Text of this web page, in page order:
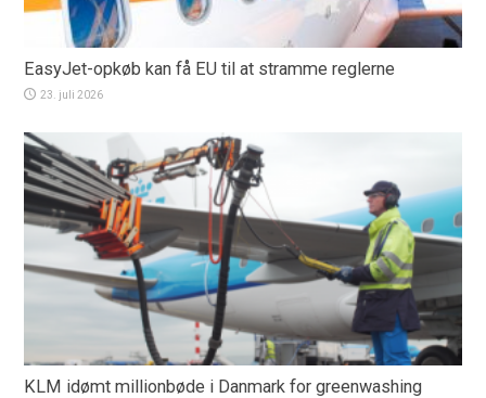
EasyJet-opkøb kan få EU til at stramme reglerne
23. juli 2026
KLM idømt millionbøde i Danmark for greenwashing